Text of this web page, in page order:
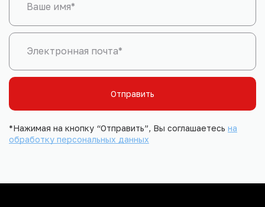
Ваше имя*
Электронная почта*
Отправить
*Нажимая на кнопку “Отправить”, Вы соглашаетесь на
обработку персональных данных